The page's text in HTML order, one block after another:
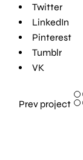
Twitter
LinkedIn
Pinterest
Tumblr
VK
Prev project